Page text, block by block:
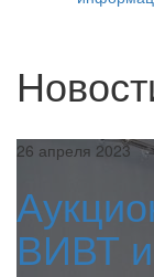
26 апреля 2023
ВИВТ